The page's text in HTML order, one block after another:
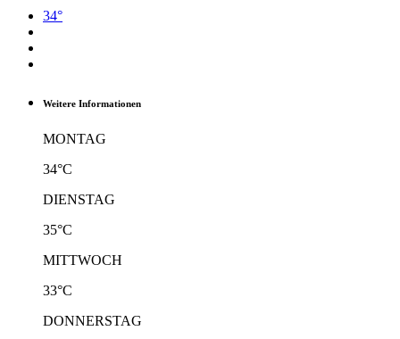
34°
Weitere Informationen
MONTAG
34°C
DIENSTAG
35°C
MITTWOCH
33°C
DONNERSTAG